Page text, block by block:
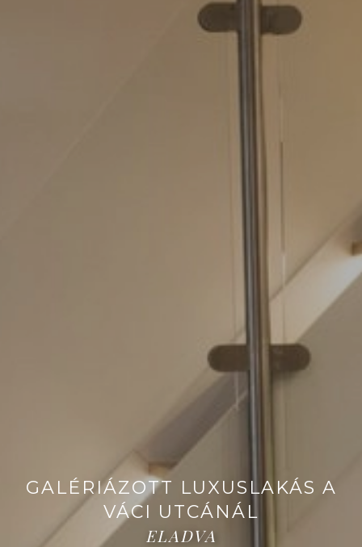
GALÉRIÁZOTT LUXUSLAKÁS A
VÁCI UTCÁNÁL
ELADVA